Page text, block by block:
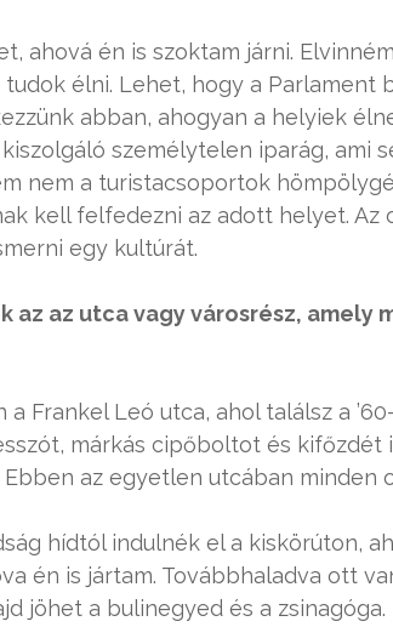
ahová én is szoktam járni.
élni. Lehet, hogy a Parlament
abban, ahogyan a helyiek
személytelen iparág, ami
nem a turistacsoportok
kell felfedezni az adott helyet.
egy kultúrát.
az az utca vagy városrész, amely
a Frankel Leó utca, ahol találsz a
márkás cipőboltot és kifőzdét
Ebben az egyetlen utcában minden
hídtól indulnék el a kiskörúton,
én is jártam. Továbbhaladva ott
jöhet a bulinegyed és a